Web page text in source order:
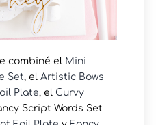
combiné el Mini
Set, el Artistic Bows
Plate, el Curvy
Script Words Set